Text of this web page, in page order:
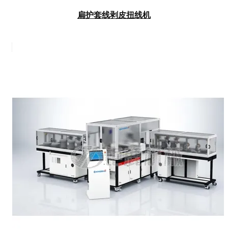
扁护套线剥皮扭线机